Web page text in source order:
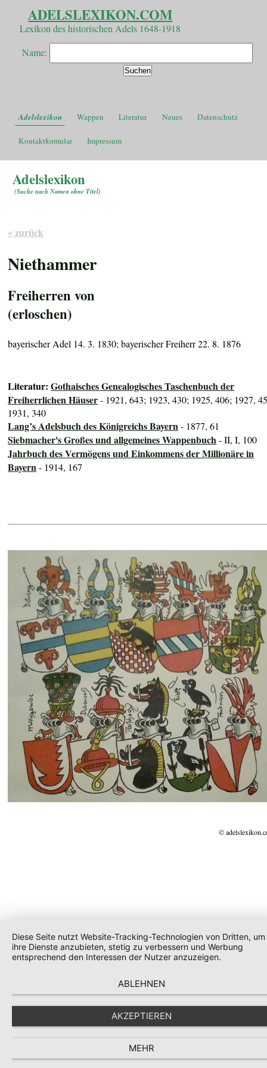
ADELSLEXIKON.COM
Lexikon des historischen Adels 1648-1918
Name:
Adelslexikon Wappen Literatur Neues Datenschutz
Kontaktformular Impressum
Adelslexikon
(Suche nach Namen ohne Titel)
« zurück
Niethammer
Freiherren von
(erloschen)
bayerischer Adel 14. 3. 1830; bayerischer Freiherr 22. 8. 1876
Literatur:Gothaisches Genealogisches Taschenbuch der
Freiherrlichen Häuser- 1921, 643; 1923, 430; 1925, 406; 1927,
1931, 340
Lang’s Adelsbuch des Königreichs Bayern- 1877, 61
Siebmacher's Großes und allgemeines Wappenbuch- II, I, 100
Jahrbuch des Vermögens und Einkommens der Millionäre in
Bayern- 1914, 167
©
Diese Seite nutzt Website-Tracking-Technologien von Dritten, um
ihre Dienste anzubieten, stetig zu verbessern und Werbung
entsprechend den Interessen der Nutzer anzuzeigen.
ABLEHNEN
AKZEPTIEREN
MEHR